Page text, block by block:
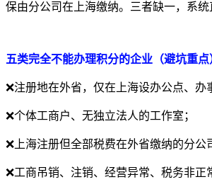
保由分公司在上海缴纳。三者缺一，系统
五类完全不能办理积分的企业（避坑重点
❌注册地在外省，仅在上海设办公点、办
❌个体工商户、无独立法人的工作室；
❌上海注册但全部税费在外省缴纳的分公
❌工商吊销、注销、经营异常、税务非正